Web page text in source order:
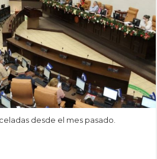
desde el mes pasado.